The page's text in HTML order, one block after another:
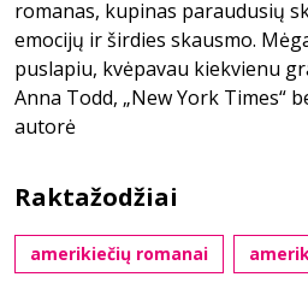
romanas, kupinas paraudusių
emocijų ir širdies skausmo.
puslapiu, kvėpavau kiekvienu
Anna Todd, „New York Times“
autorė
Raktažodžiai
amerikiečių romanai